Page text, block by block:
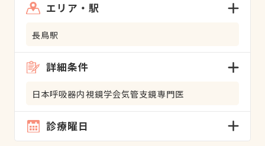
エリア・駅
長鳥駅
詳細条件
日本呼吸器内視鏡学会気管支鏡専門医
診療曜日